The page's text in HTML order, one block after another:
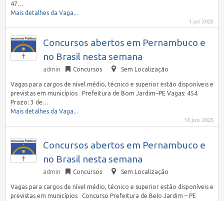
47…
Mais detalhes da Vaga...
1 jul 2025
Concursos abertos em Pernambuco e
no Brasil nesta semana
admin Concursos Sem Localização
Vagas para cargos de nível médio, técnico e superior estão disponíveis e
previstas em municípios Prefeitura de Bom Jardim–PE Vagas: 454
Prazo: 3 de…
Mais detalhes da Vaga...
16 jun 2025
Concursos abertos em Pernambuco e
no Brasil nesta semana
admin Concursos Sem Localização
Vagas para cargos de nível médio, técnico e superior estão disponíveis e
previstas em municípios Concurso Prefeitura de Belo Jardim – PE